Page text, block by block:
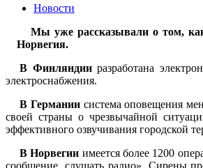
Новости
Мы уже рассказывали о том,
Норвегия.
В Финляндииразработана
электроснабжения.
В Германиисистема оповещения
своей страны о чрезвычайной
эффективного озвучивания городской
В Норвегии имеется более 1200